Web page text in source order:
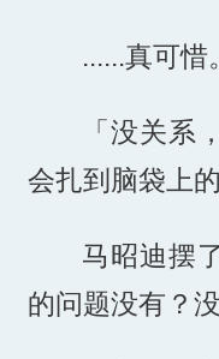
......真可惜
「没关系
会扎到脑袋上的
马昭迪摆
的问题没有？